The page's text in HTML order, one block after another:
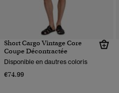
Short Cargo Vintage Core
Coupe Décontractée
Disponible en dautres coloris
€74.99